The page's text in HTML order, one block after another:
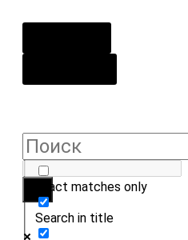
Exact matches only
Search in title